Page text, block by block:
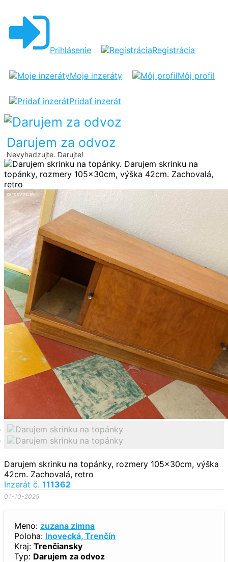
Prihlásenie Registrácia
Moje inzeráty Môj profil
Pridať inzerát
Darujem za odvoz
Nevyhadzujte. Darujte!
NA
Darujem skrinku na topánky, rozmery 105x30cm, výška
42cm. Zachovalá, retro
Inzerát č. 111362
01-10-2025
Meno: zuzana zimna
Poloha: Inovecká, Trenčín
Kraj: Trenčiansky
Typ: Darujem za odvoz